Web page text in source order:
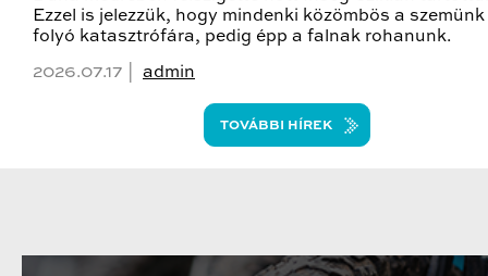
Ezzel is jelezzük, hogy mindenki közömbös a
folyó katasztrófára, pedig épp a falnak rohanunk.
2026.07.17 | admin
TOVÁBBI HÍREK